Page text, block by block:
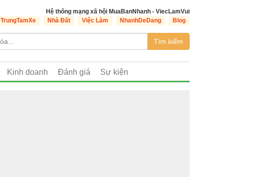
Hệ thống mạng xã hội MuaBanNhanh - ViecLamVui
TrungTamXe Nhà Đất Việc Làm NhanhDeDang Blog
Tìm kiếm
Kinh doanh Đánh giá Sự kiện